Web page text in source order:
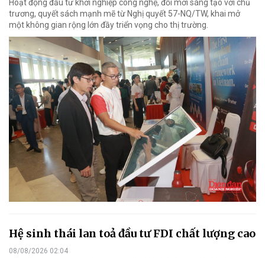
Hoạt động đầu tư khởi nghiệp công nghệ, đổi mới sáng tạo với chủ
trương, quyết sách mạnh mẽ từ Nghị quyết 57-NQ/TW, khai mở
một không gian rộng lớn đầy triển vọng cho thị trường.
Hệ sinh thái lan toả đầu tư FDI chất lượng cao
08/08/2026 02:04